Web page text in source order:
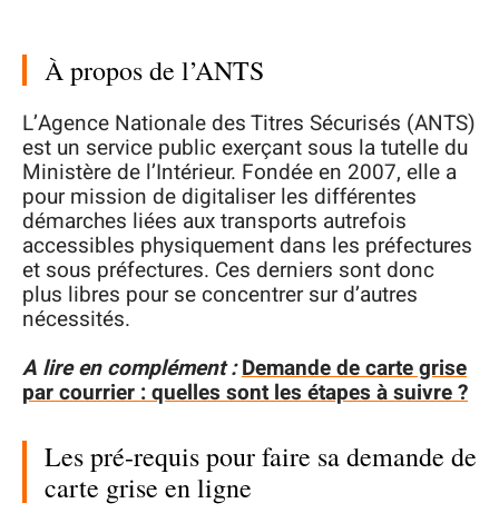
À propos de l’ANTS
L’Agence Nationale des Titres Sécurisés (ANTS)
est un service public exerçant sous la tutelle du
Ministère de l’Intérieur. Fondée en 2007, elle a
pour mission de digitaliser les différentes
démarches liées aux transports autrefois
accessibles physiquement dans les préfectures
et sous préfectures. Ces derniers sont donc
plus libres pour se concentrer sur d’autres
nécessités.
A lire en complément :Demande de carte grise
par courrier : quelles sont les étapes à suivre ?
Les pré-requis pour faire sa demande de
carte grise en ligne